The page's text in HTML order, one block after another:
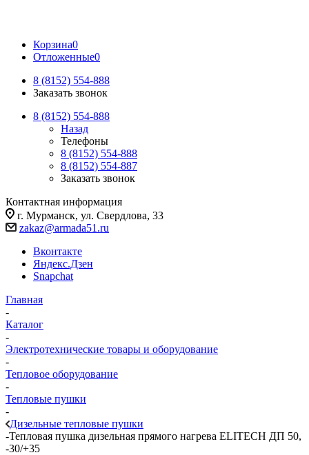
Корзина0
Отложенные0
8 (8152) 554-888
Заказать звонок
8 (8152) 554-888
Назад
Телефоны
8 (8152) 554-888
8 (8152) 554-887
Заказать звонок
Контактная информация
г. Мурманск, ул. Свердлова, 33
zakaz@armada51.ru
Вконтакте
Яндекс.Дзен
Snapchat
Главная
-
Каталог
-
Электротехнические товары и оборудование
-
Тепловое оборудование
-
Тепловые пушки
-
Дизельные тепловые пушки
-Тепловая пушка дизельная прямого нагрева ELITECH ДП 50,
-30/+35